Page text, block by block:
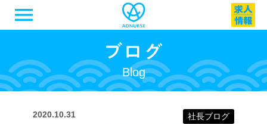
menu
Blog
2020.10.31 社長ブログ